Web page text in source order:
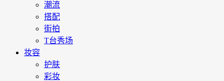
潮流
搭配
街拍
T台秀场
妆容
护肤
彩妆